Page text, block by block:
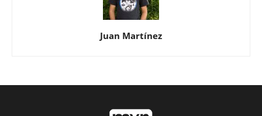
Juan Martínez